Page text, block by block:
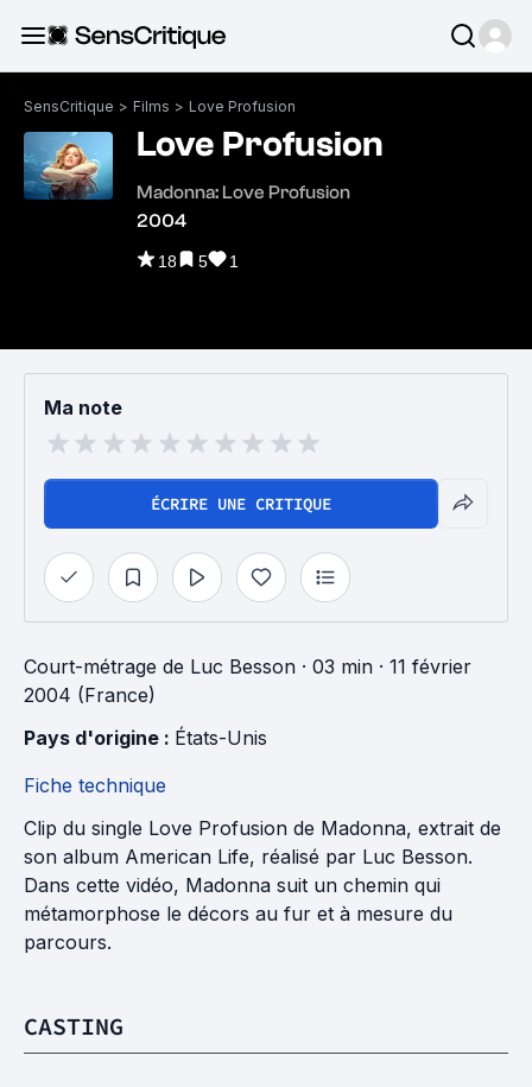
SensCritique > Films > Love Profusion
Love Profusion
Madonna: Love Profusion
2004
18 5 1
Ma note
ÉCRIRE UNE CRITIQUE
Court-métrage de Luc Besson · 03 min · 11 février
2004 (France)
Pays d'origine : États-Unis
Fiche technique
Clip du single Love Profusion de Madonna, extrait de
son album American Life, réalisé par Luc Besson.
Dans cette vidéo, Madonna suit un chemin qui
métamorphose le décors au fur et à mesure du
parcours.
CASTING